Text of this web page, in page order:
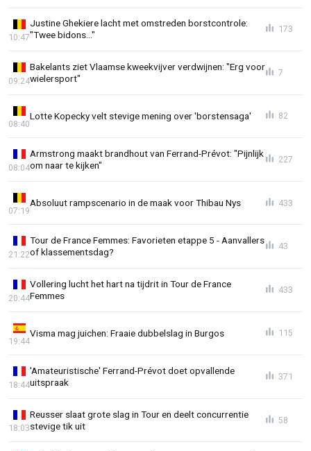
Justine Ghekiere lacht met omstreden borstcontrole:
"Twee bidons..."
10:47
173
Bakelants ziet Vlaamse kweekvijver verdwijnen: "Erg voor
wielersport"
09:24
7
Lotte Kopecky velt stevige mening over 'borstensaga'
08:40
82
Armstrong maakt brandhout van Ferrand-Prévot: "Pijnlijk
om naar te kijken"
08:04
227
Absoluut rampscenario in de maak voor Thibau Nys
07:19
433
Tour de France Femmes: Favorieten etappe 5 - Aanvallers
of klassementsdag?
21:22
43
Vollering lucht het hart na tijdrit in Tour de France
Femmes
20:44
433
Visma mag juichen: Fraaie dubbelslag in Burgos
19:44
115
'Amateuristische' Ferrand-Prévot doet opvallende
uitspraak
18:44
371
Reusser slaat grote slag in Tour en deelt concurrentie
stevige tik uit
18:03
58